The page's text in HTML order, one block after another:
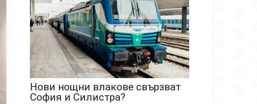
Нови нощни влакове свързват
София и Силистра?